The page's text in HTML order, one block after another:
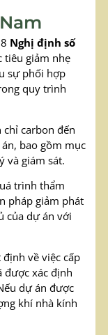
Nghị định số
tiêu giảm nhẹ
sự phối hợp
quy trình
carbon đến
bao gồm mục
và giám sát.
trình thẩm
pháp giảm phát
của dự án với
về việc cấp
được xác định
dự án được
khí nhà kính